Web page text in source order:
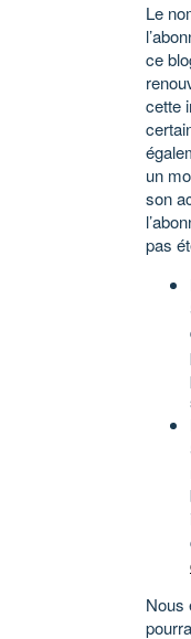
Le
ce
cette
un
son
pas
Nous